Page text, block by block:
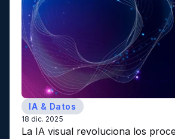
IA & Datos
18 dic. 2025
La IA visual revoluciona los